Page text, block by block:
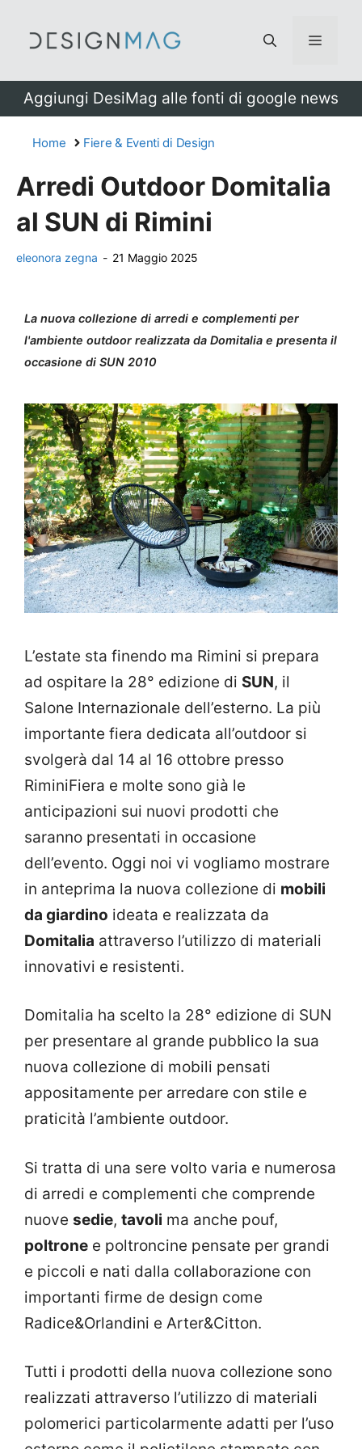
Menu
Aggiungi DesiMag alle fonti di google news
Home Fiere & Eventi di Design
Arredi Outdoor Domitalia
al SUN di Rimini
eleonora zegna - 21 Maggio 2025
La nuova collezione di arredi e complementi per
l'ambiente outdoor realizzata da Domitalia e presenta il
occasione di SUN 2010
L’estate sta finendo ma Rimini si prepara
ad ospitare la 28° edizione di SUN, il
Salone Internazionale dell’esterno. La più
importante fiera dedicata all’outdoor si
svolgerà dal 14 al 16 ottobre presso
RiminiFiera e molte sono già le
anticipazioni sui nuovi prodotti che
saranno presentati in occasione
dell’evento. Oggi noi vi vogliamo mostrare
in anteprima la nuova collezione di mobili
da giardino ideata e realizzata da
Domitalia attraverso l’utilizzo di materiali
innovativi e resistenti.
Domitalia ha scelto la 28° edizione di SUN
per presentare al grande pubblico la sua
nuova collezione di mobili pensati
appositamente per arredare con stile e
praticità l’ambiente outdoor.
Si tratta di una sere volto varia e numerosa
di arredi e complementi che comprende
nuove sedie, tavoli ma anche pouf,
poltrone e poltroncine pensate per grandi
e piccoli e nati dalla collaborazione con
importanti firme de design come
Radice&Orlandini e Arter&Citton.
Tutti i prodotti della nuova collezione sono
realizzati attraverso l’utilizzo di materiali
polomerici particolarmente adatti per l’uso